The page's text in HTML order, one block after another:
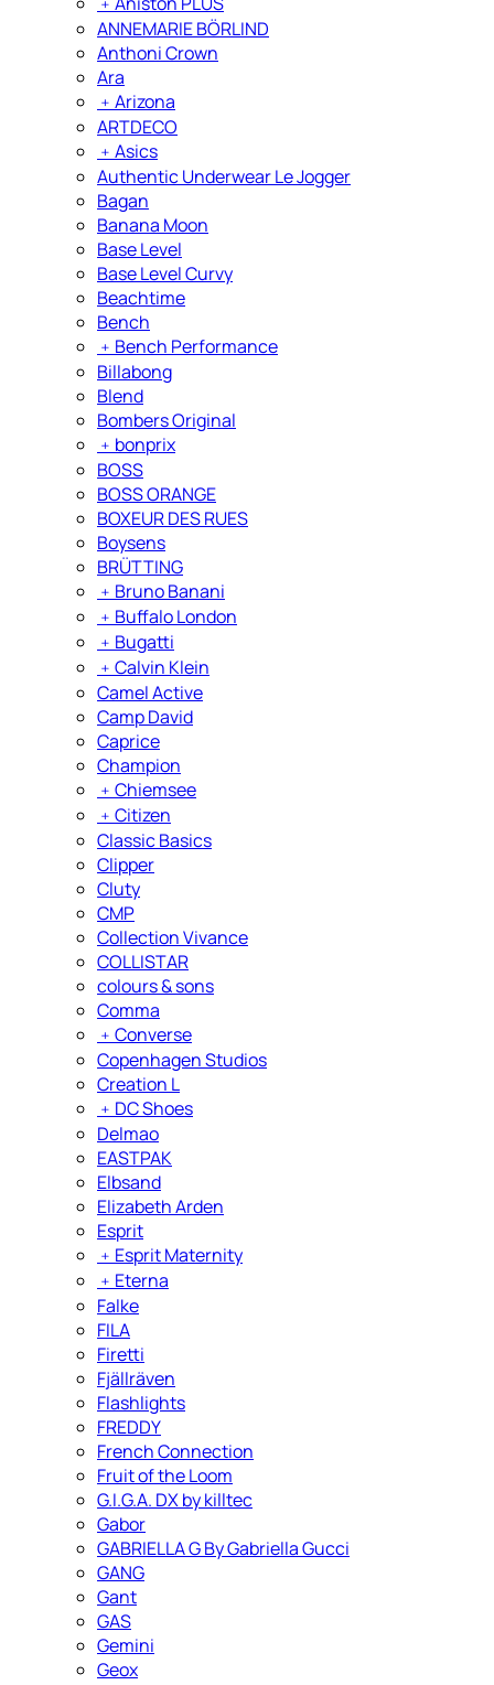
ANNEMARIE BÖRLIND
Anthoni Crown
Ara
﹢ Arizona
ARTDECO
﹢ Asics
Authentic Underwear Le Jogger
Bagan
Banana Moon
Base Level
Base Level Curvy
Beachtime
Bench
﹢ Bench Performance
Billabong
Blend
Bombers Original
﹢ bonprix
BOSS
BOSS ORANGE
BOXEUR DES RUES
Boysens
BRÜTTING
﹢ Bruno Banani
﹢ Buffalo London
﹢ Bugatti
﹢ Calvin Klein
Camel Active
Camp David
Caprice
Champion
﹢ Chiemsee
﹢ Citizen
Classic Basics
Clipper
Cluty
CMP
Collection Vivance
COLLISTAR
colours & sons
Comma
﹢ Converse
Copenhagen Studios
Creation L
﹢ DC Shoes
Delmao
EASTPAK
Elbsand
Elizabeth Arden
Esprit
﹢ Esprit Maternity
﹢ Eterna
Falke
FILA
Firetti
Fjällräven
Flashlights
FREDDY
French Connection
Fruit of the Loom
G.I.G.A. DX by killtec
Gabor
GABRIELLA G By Gabriella Gucci
GANG
Gant
GAS
Gemini
Geox